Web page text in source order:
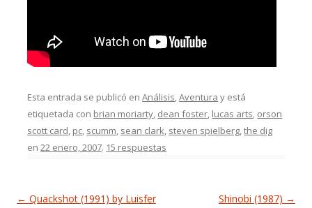
Esta entrada se publicó enAnálisis,Aventura y está
etiquetada con brian moriarty, dean foster, lucas arts, orson
scott card, pc, scumm, sean clark, steven spielberg,the dig
en22 enero, 2007. 15 respuestas
Navegación de entradas
← Quackshot (1991) by Luisfer Shinobi (1987) →